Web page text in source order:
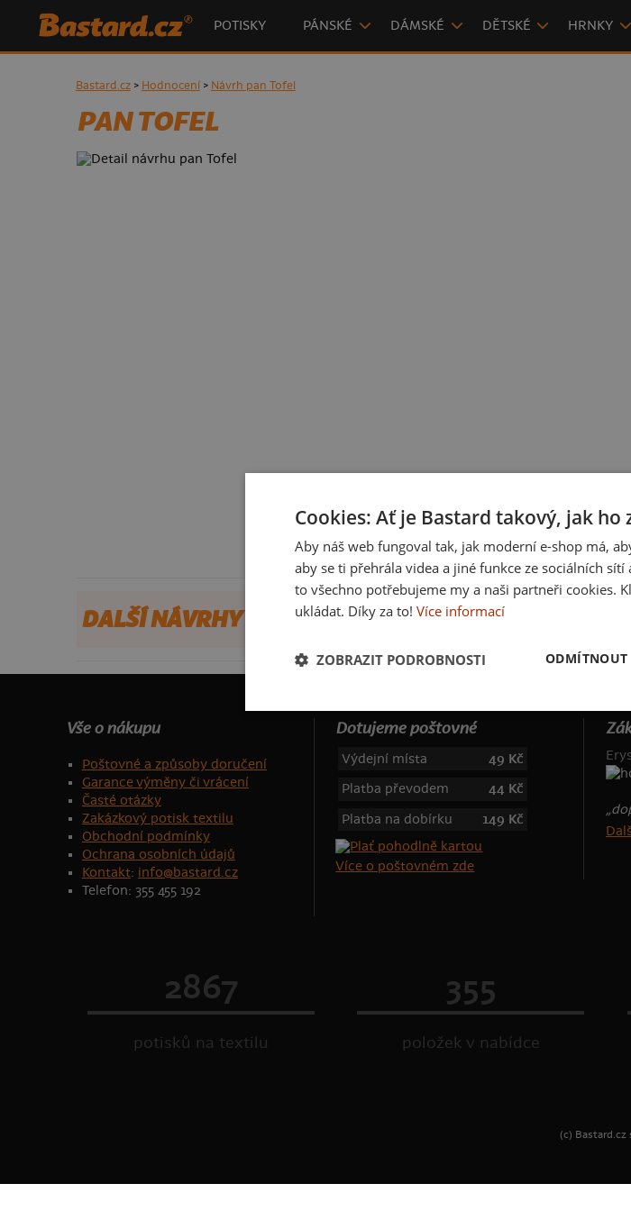
POTISKY PÁNSKÉ DÁMSKÉ DĚTSKÉ HRNKY
Bastard.cz> Hodnocení> Návrh pan Tofel
PAN TOFEL
DALŠÍ NÁVRHY OD PROFIL
Vše o nákupu
Poštovné a způsoby doručení
Garance výměny či vrácení
Časté otázky
Zakázkový potisk textilu
Obchodní podmínky
Ochrana osobních údajů
Kontakt: info@bastard.cz
Telefon: 355 455 192
Dotujeme poštovné
Výdejní místa
49 Kč
Platba převodem
44 Kč
Platba na dobírku
149 Kč
Více o poštovném zde
2867
potisků na textilu
355
položek v nabídce
(c) Bastard.cz
Cookies: Ať je Bastard takový, jak ho
Aby náš web fungoval tak, jak moderní e-shop má,
aby se ti přehrála videa a jiné funkce ze sociálních
to všechno potřebujeme my a naši partneři cookies.
ukládat. Díky za to! Více informací
ODMÍTNOUT
ZOBRAZIT PODROBNOSTI